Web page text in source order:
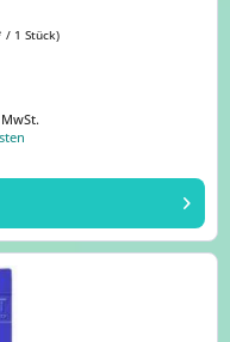
/ 1 Stück)